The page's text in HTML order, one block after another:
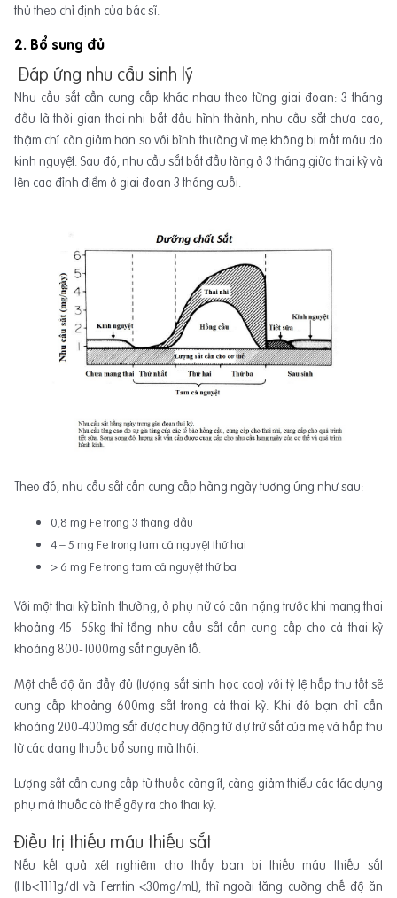
thủ theo chỉ định của bác sĩ.
2. Bổ sung đủ
Đáp ứng nhu cầu sinh lý
Nhu cầu sắt cần cung cấp khác nhau theo từng giai đoạn: 3 tháng
đầu là thời gian thai nhi bắt đầu hình thành, nhu cầu sắt chưa cao,
thậm chí còn giảm hơn so với bình thường vì mẹ không bị mất máu do
kinh nguyệt. Sau đó, nhu cầu sắt bắt đầu tăng ở 3 tháng giữa thai kỳ và
lên cao đỉnh điểm ở giai đoạn 3 tháng cuối.
Theo đó, nhu cầu sắt cần cung cấp hàng ngày tương ứng như sau:
0,8 mg Fe trong 3 tháng đầu
4 – 5 mg Fe trong tam cá nguyệt thứ hai
> 6 mg Fe trong tam cá nguyệt thứ ba
Với một thai kỳ bình thường, ở phụ nữ có cân nặng trước khi mang thai
khoảng 45- 55kg thì tổng nhu cầu sắt cần cung cấp cho cả thai kỳ
khoảng 800-1000mg sắt nguyên tố.
Một chế độ ăn đầy đủ (lượng sắt sinh học cao) với tỷ lệ hấp thu tốt sẽ
cung cấp khoảng 600mg sắt trong cả thai kỳ. Khi đó bạn chỉ cần
khoảng 200-400mg sắt được huy động từ dự trữ sắt của mẹ và hấp thu
từ các dạng thuốc bổ sung mà thôi.
Lượng sắt cần cung cấp từ thuốc càng ít, càng giảm thiểu các tác dụng
phụ mà thuốc có thể gây ra cho thai kỳ.
Điều trị thiếu máu thiếu sắt
Nếu kết quả xét nghiệm cho thấy bạn bị thiếu máu thiếu sắt
(Hb<1111g/dl và Ferritin <30mg/mL), thì ngoài tăng cường chế độ ăn